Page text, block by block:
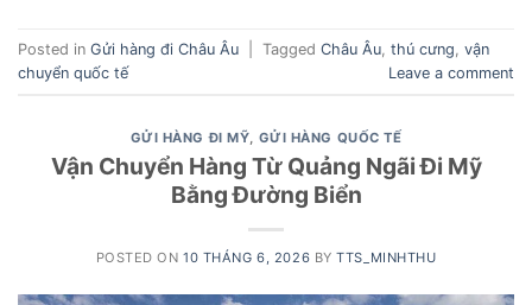
Posted in Gửi hàng đi Châu Âu Tagged Châu Âu thú cưng vận
chuyển quốc tế
Leave a comment
GỬI HÀNG ĐI MỸ, GỬI HÀNG QUỐC TẾ
Vận Chuyển Hàng Từ Quảng Ngãi Đi Mỹ
Bằng Đường Biển
POSTED ON10 THÁNG 6, 2026 BYTTS_MINHTHU